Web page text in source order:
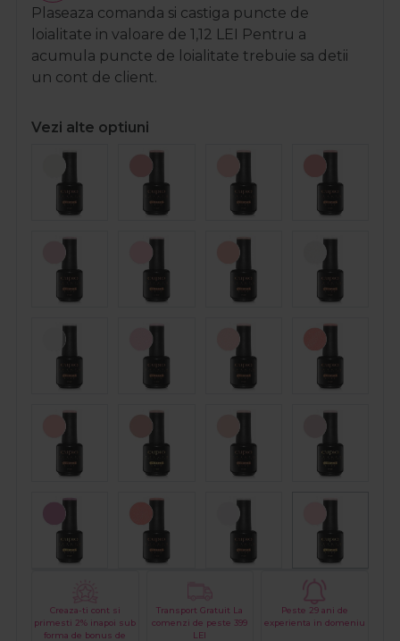
Plaseaza comanda si castiga puncte de
loialitate in valoare de 1,12 LEI
Pentru a
acumula puncte de loialitate trebuie sa detii
un cont de client.
Vezi alte optiuni
Creaza-ti cont si
primesti 2% inapoi sub
forma de bonus de
Transport Gratuit La
comenzi de peste 399
LEI
Peste 29 ani de
experienta in domeniu